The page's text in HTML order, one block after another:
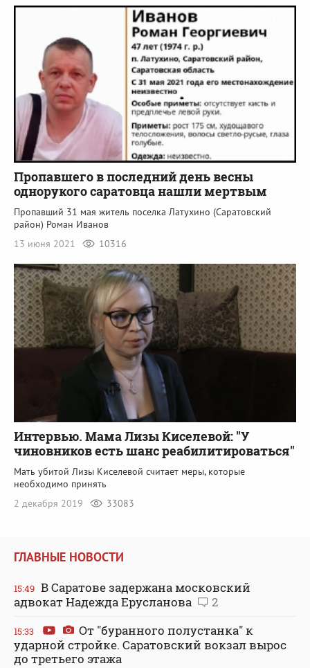
Пропавшего в последний день весны
однорукого саратовца нашли мертвым
Пропавший 31 мая житель поселка Латухино (Саратовский
район) Роман Иванов
13 июня 2021
10316
Интервью. Мама Лизы Киселевой: "У
чиновников есть шанс реабилитироваться"
Мать убитой Лизы Киселевой считает меры, которые
необходимо принять
2 декабря 2019
33083
ГЛАВНЫЕ НОВОСТИ
15:49 В Саратове задержана московский
адвокат Надежда Ерусланова
2
15:33
От "буранного полустанка" к
ударной стройке. Саратовский вокзал вырос
до третьего этажа